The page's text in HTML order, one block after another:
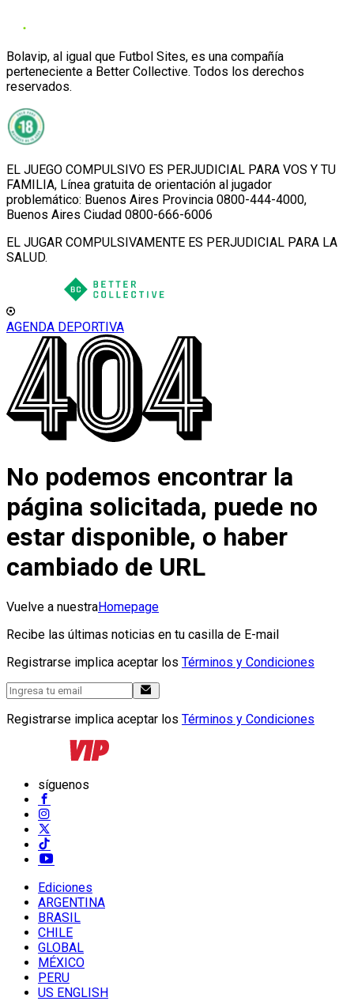
Bolavip, al igual que Futbol Sites, es una compañía
perteneciente a Better Collective. Todos los derechos
reservados.
EL JUEGO COMPULSIVO ES PERJUDICIAL PARA VOS Y TU
FAMILIA, Línea gratuita de orientación al jugador
problemático: Buenos Aires Provincia 0800-444-4000,
Buenos Aires Ciudad 0800-666-6006
EL JUGAR COMPULSIVAMENTE ES PERJUDICIAL PARA LA
SALUD.
AGENDA DEPORTIVA
No podemos encontrar la
página solicitada, puede no
estar disponible, o haber
cambiado de URL
Vuelve a nuestraHomepage
Recibe las últimas noticias en tu casilla de E-mail
Registrarse implica aceptar los Términos y Condiciones
Registrarse implica aceptar los Términos y Condiciones
síguenos
Ediciones
ARGENTINA
BRASIL
CHILE
GLOBAL
MÉXICO
PERU
US ENGLISH